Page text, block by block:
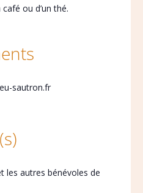
ou d’un thé.
sautron.fr
les autres bénévoles de